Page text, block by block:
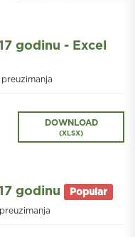
godinu - Excel
DOWNLOAD
(XLSX)
godinu Popular